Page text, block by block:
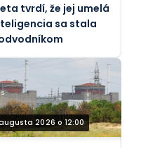
tvrdí, že jej umelá
sa stala
2026 o 12:00